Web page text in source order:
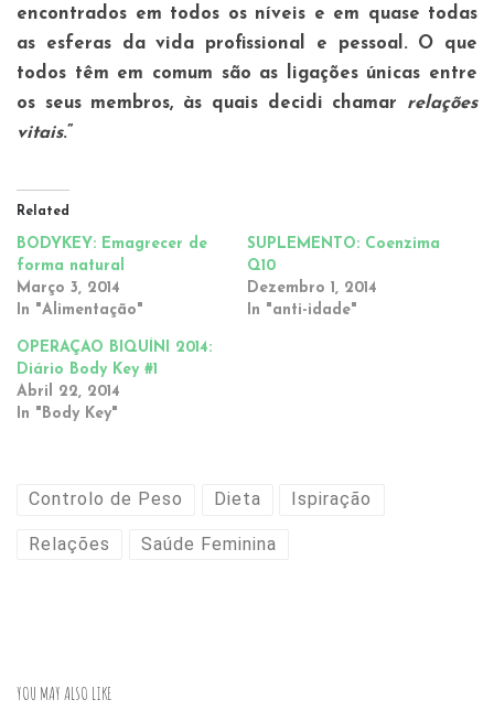
encontrados em todos os níveis e em quase todas
as esferas da vida profissional e pessoal. O que
todos têm em comum são as ligações únicas entre
os seus membros, às quais decidi chamar relações
vitais.”
Related
BODYKEY: Emagrecer de
forma natural
Março 3, 2014
In "Alimentação"
SUPLEMENTO: Coenzima
Q10
Dezembro 1, 2014
In "anti-idade"
OPERAÇÃO BIQUÍNI 2014:
Diário Body Key #1
Abril 22, 2014
In "Body Key"
Controlo de Peso Dieta Ispiração
Relações Saúde Feminina
YOU MAY ALSO LIKE